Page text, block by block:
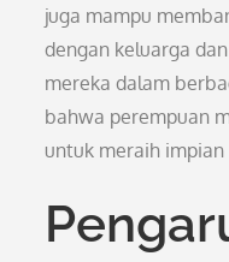
juga mampu
dengan keluarga
mereka dalam
bahwa perempuan
untuk meraih impian